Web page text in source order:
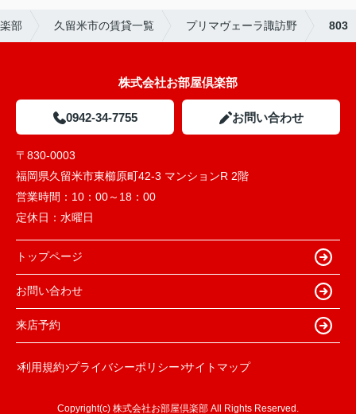
部 久留米市の賃貸一覧 プリマヴェーラ諏訪野 803
株式会社お部屋倶楽部
0942-34-7755 お問い合わせ
〒830-0003
福岡県久留米市東櫛原町42-3 マンションR 2階
営業時間： 10：00～18：00
定休日： 水曜日
トップページ
お問い合わせ
来店予約
利用規約 プライバシーポリシー サイトマップ
Copyright(c) 株式会社お部屋倶楽部 All Rights Reserved.